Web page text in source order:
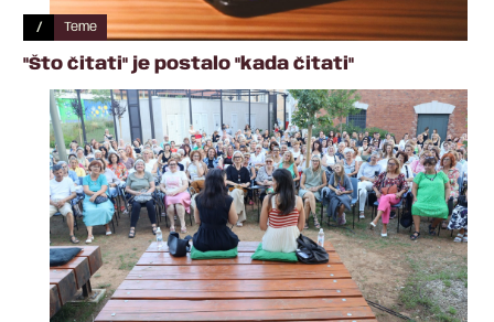
/ Teme
"Što čitati" je postalo "kada čitati"